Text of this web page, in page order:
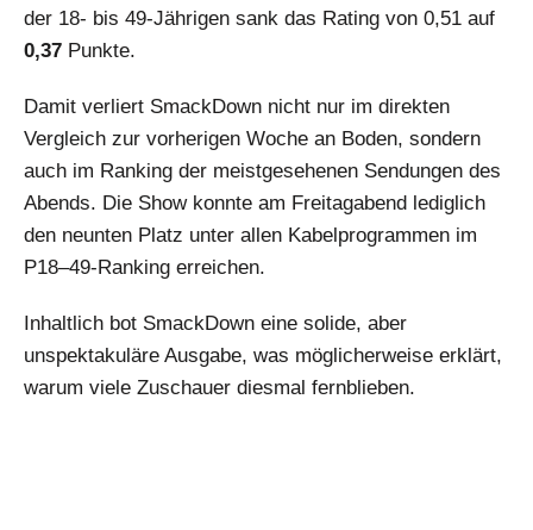
der 18- bis 49-Jährigen sank das Rating von 0,51 auf
0,37 Punkte.
Damit verliert SmackDown nicht nur im direkten
Vergleich zur vorherigen Woche an Boden, sondern
auch im Ranking der meistgesehenen Sendungen des
Abends. Die Show konnte am Freitagabend lediglich
den neunten Platz unter allen Kabelprogrammen im
P18–49-Ranking erreichen.
Inhaltlich bot SmackDown eine solide, aber
unspektakuläre Ausgabe, was möglicherweise erklärt,
warum viele Zuschauer diesmal fernblieben.